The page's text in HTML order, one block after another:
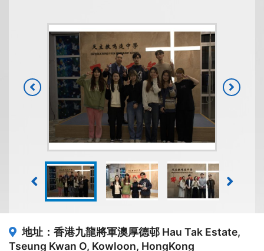
地址：香港九龍將軍澳厚德邨 Hau Tak Estate,
Tseung Kwan O, Kowloon, HongKong